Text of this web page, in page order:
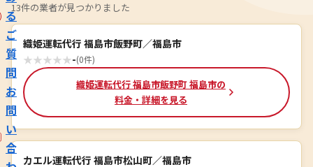
る
ご
質
問
お
問
い
合
13件の業者が見つかりました
織姫運転代行 福島市飯野町／福島市
★★★★★-(0件)
織姫運転代行 福島市飯野町 福島市の
料金・詳細を見る
カエル運転代行 福島市松山町／福島市